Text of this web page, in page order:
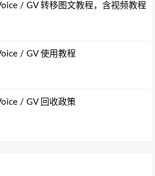
/ GV 转移图文教程，含视频教程
/ GV 使用教程
/ GV 回收政策